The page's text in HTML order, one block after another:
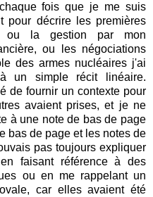
fois que je me suis
pour décrire les premières
ou la gestion par mon
ou les négociations
des armes nucléaires j'ai
un simple récit linéaire.
de fournir un contexte pour
avaient prises, et je ne
à une note de bas de page
bas de page et les notes de
pas toujours expliquer
faisant référence à des
ou en me rappelant un
car elles avaient été